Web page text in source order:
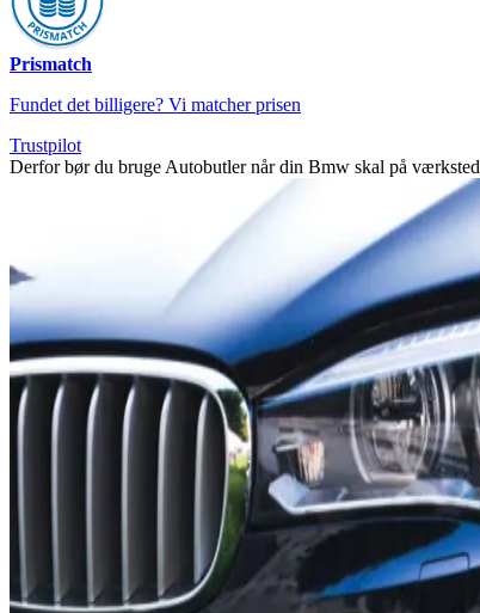
Prismatch
Fundet det billigere? Vi matcher prisen
Trustpilot
Derfor bør du bruge Autobutler når din Bmw skal på værksted